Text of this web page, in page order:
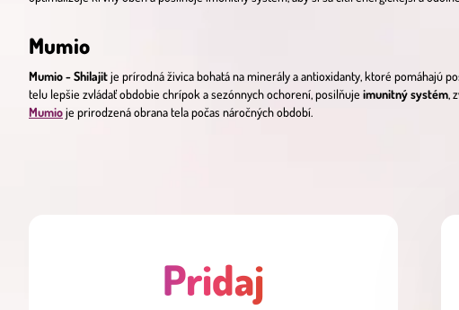
Mumio
Mumio - Shilajitje prírodná živica bohatá na minerály a antioxidanty, ktoré pomáhajú
telu lepšie zvládať obdobie chrípok a sezónnych ochorení, posilňuje imunitný systém,
Mumioje prirodzená obrana tela počas náročných období.
Pridaj